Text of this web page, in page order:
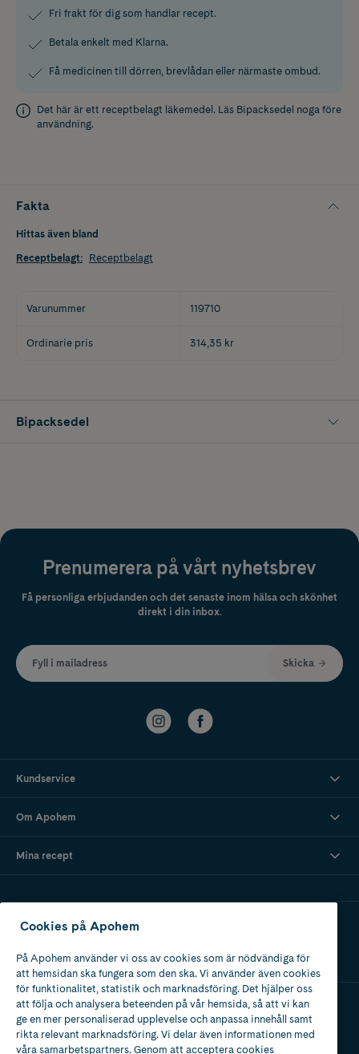
Fri frakt för dig som handlar recept.
Betala enkelt med Klarna.
Få medicinen till dörren, brevlådan eller närmaste ombud.
Det här är ett receptbelagt läkemedel. Läs Bipacksedel noga före
användning.
Fakta
Hittas även bland
Receptbelagt: Receptbelagt
Varunummer 119710
Ordinarie pris 314,35 kr
Bipacksedel
Prenumerera på vårt nyhetsbrev
Få personliga erbjudanden och det senaste inom hälsa och skönhet
direkt i din inbox.
Fyll i mailadress Skicka
Kundservice
Om Apohem
Mina recept
Ladda ner vår app
Apotek med tillstånd
av Läkemedelsverket
Cookies på Apohem
På Apohem använder vi oss av cookies som är nödvändiga för
att hemsidan ska fungera som den ska. Vi använder även cookies
för funktionalitet, statistik och marknadsföring. Det hjälper oss
att följa och analysera beteenden på vår hemsida, så att vi kan
ge en mer personaliserad upplevelse och anpassa innehåll samt
rikta relevant marknadsföring. Vi delar även informationen med
våra samarbetspartners. Genom att acceptera cookies